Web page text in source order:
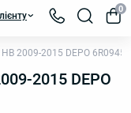
0
2009-2015 DEPO
2015 DEPO